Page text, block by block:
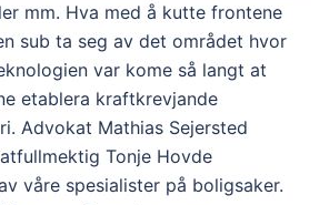
mm. Hva med å kutte frontene
sub ta seg av det området hvor
var kome så langt at
etablera kraftkrevjande
Advokat Mathias Sejersted
Tonje Hovde
våre spesialister på boligsaker.